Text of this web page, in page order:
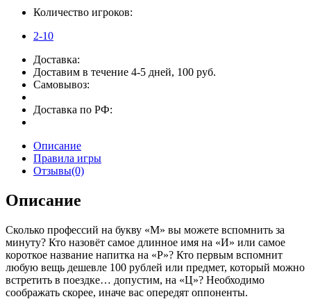
Количество игроков:
2-10
Доставка:
Доставим в течение 4-5 дней, 100 руб.
Самовывоз:
Доставка по РФ:
Описание
Правила игры
Отзывы(0)
Описание
Сколько профессий на букву «М» вы можете вспомнить за
минуту? Кто назовёт самое длинное имя на «И» или самое
короткое название напитка на «Р»? Кто первым вспомнит
любую вещь дешевле 100 рублей или предмет, который можно
встретить в поездке… допустим, на «Ц»? Необходимо
соображать скорее, иначе вас опередят оппоненты.